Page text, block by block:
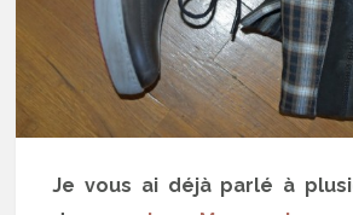
Je vous ai déjà parlé à